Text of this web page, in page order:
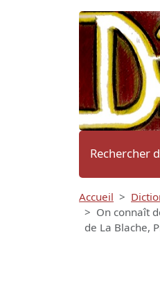
Rechercher
Accueil
On connaît
de La Blache,